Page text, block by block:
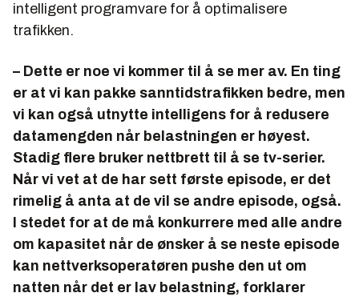
intelligent programvare for å optimalisere
trafikken.
– Dette er noe vi kommer til å se mer av. En ting
er at vi kan pakke sanntidstrafikken bedre, men
vi kan også utnytte intelligens for å redusere
datamengden når belastningen er høyest.
Stadig flere bruker nettbrett til å se tv-serier.
Når vi vet at de har sett første episode, er det
rimelig å anta at de vil se andre episode, også.
I stedet for at de må konkurrere med alle andre
om kapasitet når de ønsker å se neste episode
kan nettverksoperatøren pushe den ut om
natten når det er lav belastning, forklarer